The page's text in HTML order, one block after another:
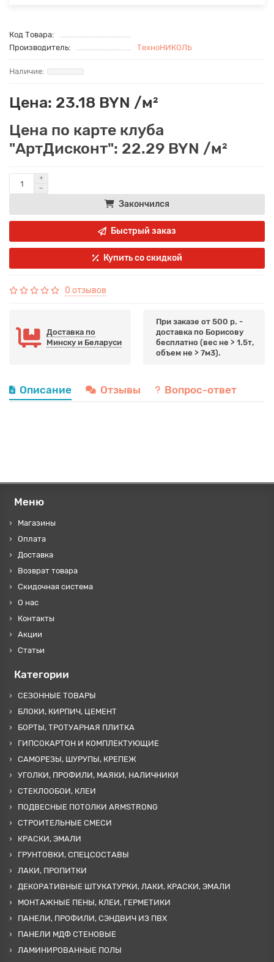
Код Товара:
Производитель:
ТехноНИКОЛЬ
Цена: 23.18 BYN /м²
Цена по карте клуба
"АртДисконт": 22.29 BYN /м²
Закончился
Быстрый заказ
Купить со скидкой
0 отзывов
Доставка по
Минску и Беларуси
При заказе от 500 р. -
доставка по Борисову
бесплатно (вес не > 1.5т,
объем не > 7м3).
Описание Отзывы Вопрос-ответ
Меню
Магазины
Оплата
Доставка
Возврат товара
Скидочная система
О нас
Контакты
Акции
Статьи
Категории
СЕЗОННЫЕ ТОВАРЫ
БЛОКИ, КИРПИЧ, ЦЕМЕНТ
БОРТЫ, ТРОТУАРНАЯ ПЛИТКА
ГИПСОКАРТОН И КОМПЛЕКТУЮЩИЕ
САМОРЕЗЫ, ШУРУПЫ, КРЕПЕЖ
УГОЛКИ, ПРОФИЛИ, МАЯКИ, НАЛИЧНИКИ
СТЕКЛООБОИ, КЛЕИ
ПОДВЕСНЫЕ ПОТОЛКИ ARMSTRONG
СТРОИТЕЛЬНЫЕ СМЕСИ
КРАСКИ, ЭМАЛИ
ГРУНТОВКИ, СПЕЦСОСТАВЫ
ЛАКИ, ПРОПИТКИ
ДЕКОРАТИВНЫЕ ШТУКАТУРКИ, ЛАКИ, КРАСКИ, ЭМАЛИ
МОНТАЖНЫЕ ПЕНЫ, КЛЕИ, ГЕРМЕТИКИ
ПАНЕЛИ, ПРОФИЛИ, СЭНДВИЧ ИЗ ПВХ
ПАНЕЛИ МДФ СТЕНОВЫЕ
ЛАМИНИРОВАННЫЕ ПОЛЫ